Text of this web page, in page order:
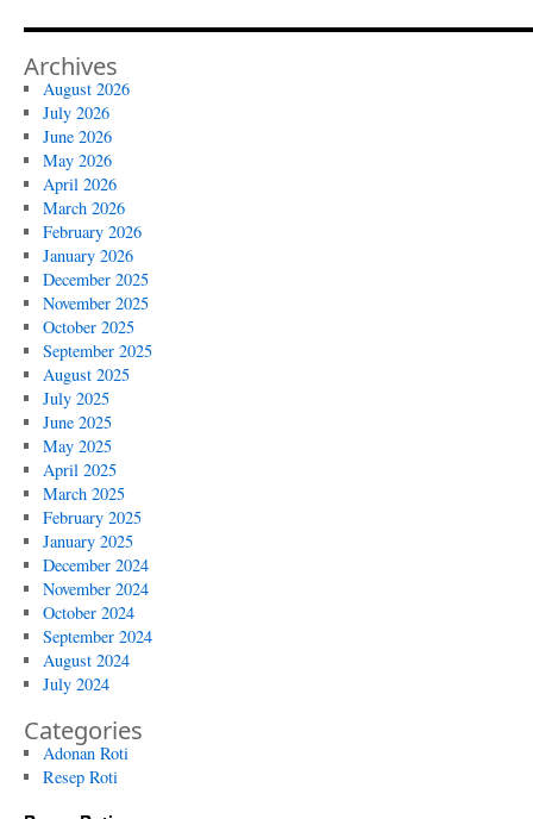
Archives
August 2026
July 2026
June 2026
May 2026
April 2026
March 2026
February 2026
January 2026
December 2025
November 2025
October 2025
September 2025
August 2025
July 2025
June 2025
May 2025
April 2025
March 2025
February 2025
January 2025
December 2024
November 2024
October 2024
September 2024
August 2024
July 2024
Categories
Adonan Roti
Resep Roti